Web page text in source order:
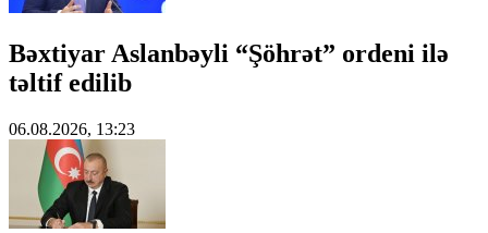
Bəxtiyar Aslanbəyli “Şöhrət” ordeni ilə
təltif edilib
06.08.2026, 13:23